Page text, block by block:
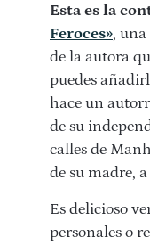
Esta es la
Feroces», una
de la autora
puedes
hace un
de su
calles de
de su madre,
Es delicioso
personales o